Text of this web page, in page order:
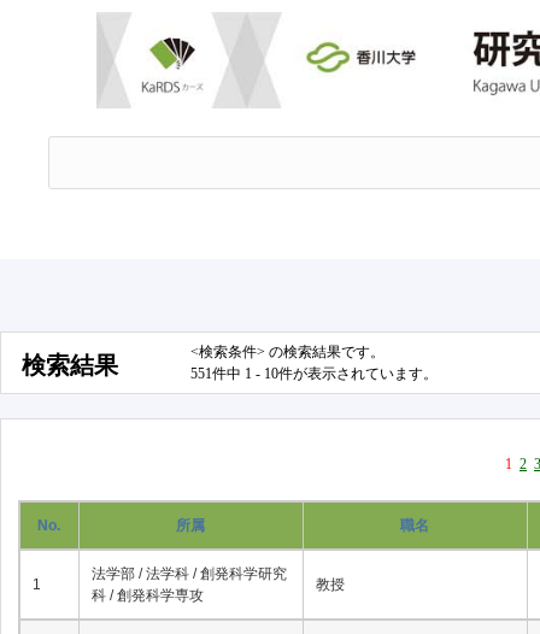
検索結果
<検索条件> の検索結果です。
551件中 1 - 10件が表示されています。
1 2 3
No. 所属 職名
1
法学部 / 法学科 / 創発科学研究
科 / 創発科学専攻
教授